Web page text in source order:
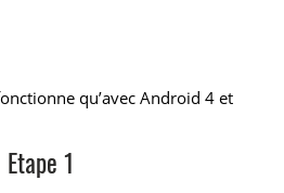
qu’avec Android 4 et
Etape 1